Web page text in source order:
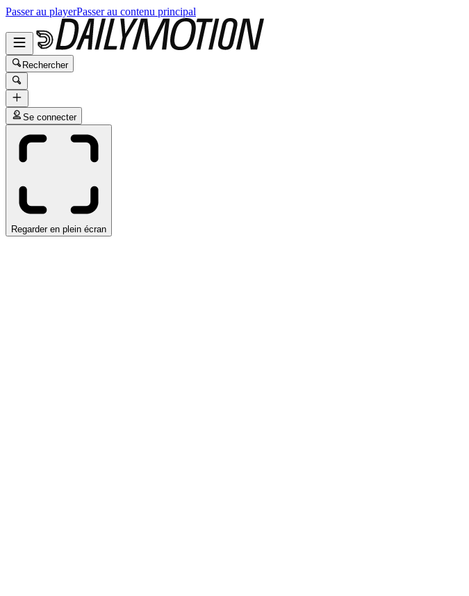
Passer au playerPasser au contenu principal
Rechercher
Se connecter
Regarder en plein écran